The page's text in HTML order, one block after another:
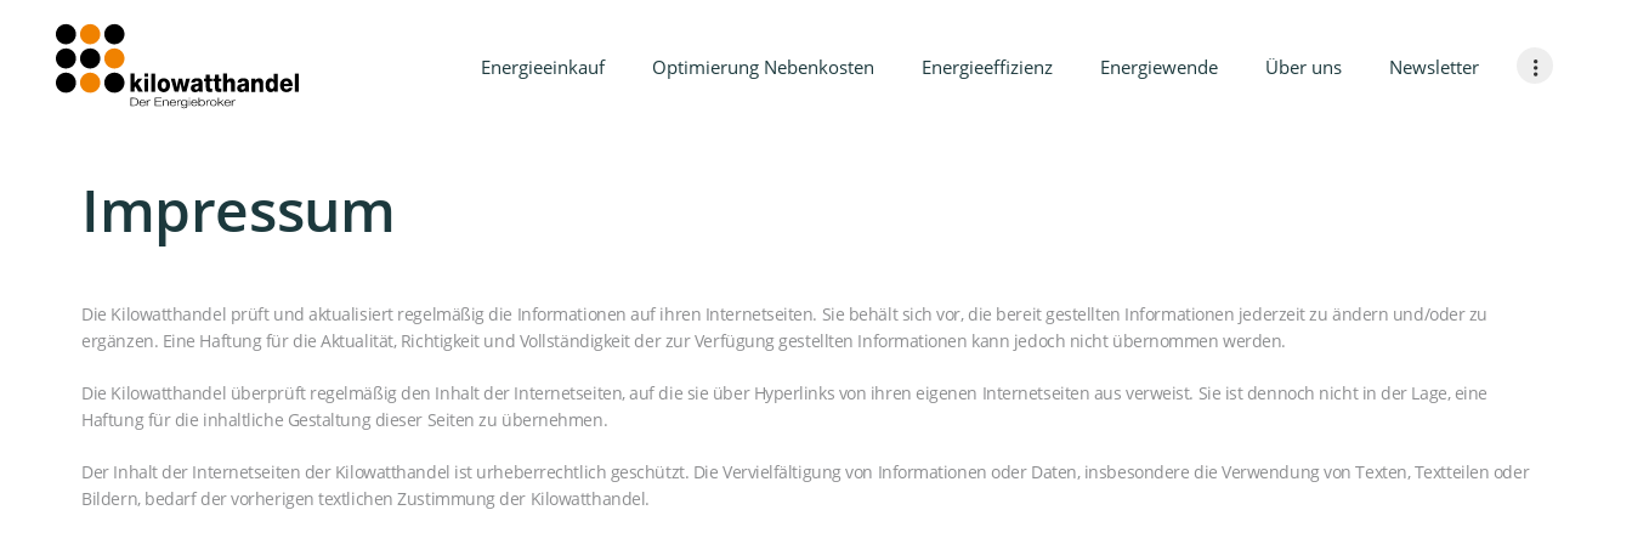
Energieeinkauf Optimierung Nebenkosten Energieeffizienz Energiewende Über uns Newsletter
KILOWATTHANDEL AG
OPTIMIERUNG
NEWSLETTER
ENGLISH
Impressum
Die Kilowatthandel prüft und aktualisiert regelmäßig die Informationen auf ihren Internetseiten. Sie behält sich vor, die bereit gestellten Informationen jederzeit zu ändern und/oder zu
ergänzen. Eine Haftung für die Aktualität, Richtigkeit und Vollständigkeit der zur Verfügung gestellten Informationen kann jedoch nicht übernommen werden.
Die Kilowatthandel überprüft regelmäßig den Inhalt der Internetseiten, auf die sie über Hyperlinks von ihren eigenen Internetseiten aus verweist. Sie ist dennoch nicht in der Lage, eine
Haftung für die inhaltliche Gestaltung dieser Seiten zu übernehmen.
Der Inhalt der Internetseiten der Kilowatthandel ist urheberrechtlich geschützt. Die Vervielfältigung von Informationen oder Daten, insbesondere die Verwendung von Texten, Textteilen oder
Bildern, bedarf der vorherigen textlichen Zustimmung der Kilowatthandel.